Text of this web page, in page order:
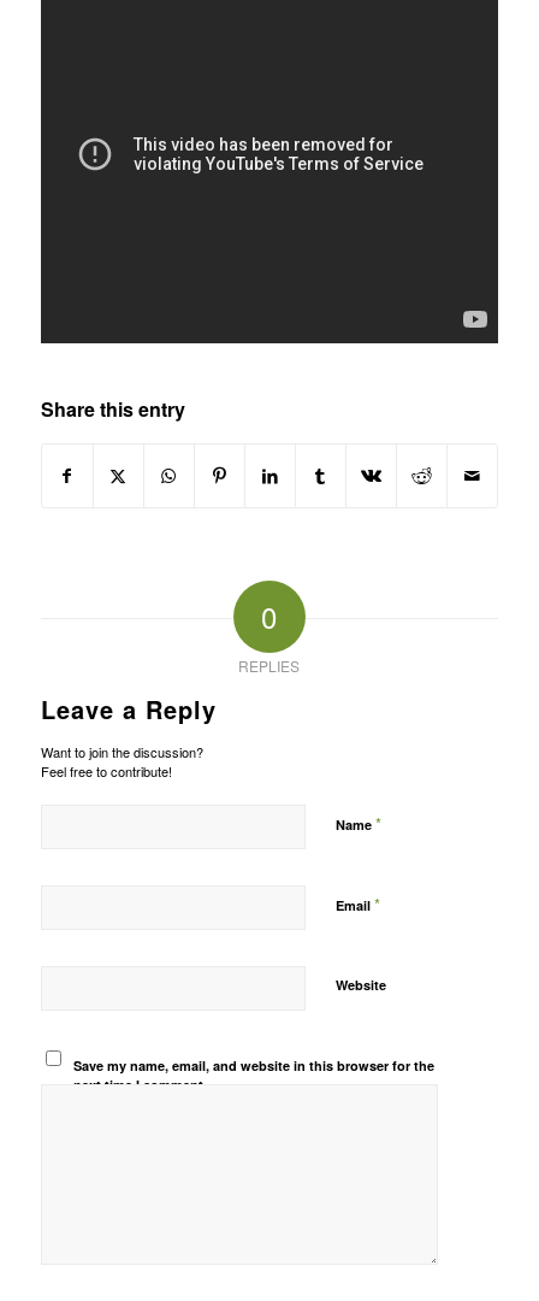
Share this entry
0
REPLIES
Leave a Reply
Want to join the discussion?
Feel free to contribute!
Name *
Email *
Website
Save my name, email, and website in this browser for the
next time I comment.